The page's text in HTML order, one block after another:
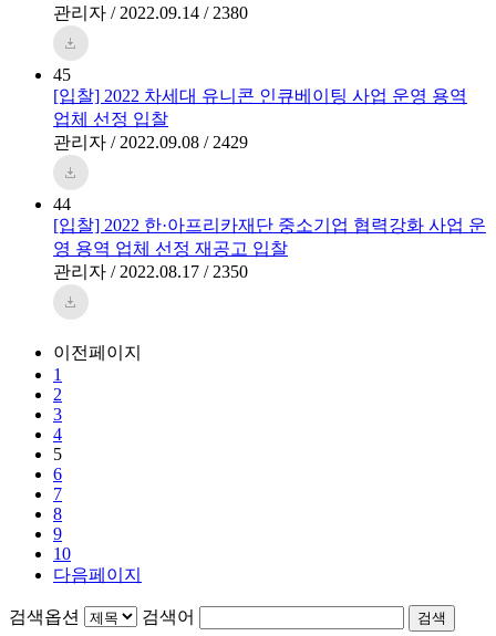
관리자 / 2022.09.14 / 2380
45
[입찰] 2022 차세대 유니콘 인큐베이팅 사업 운영 용역
업체 선정 입찰
관리자 / 2022.09.08 / 2429
44
[입찰] 2022 한·아프리카재단 중소기업 협력강화 사업 운
영 용역 업체 선정 재공고 입찰
관리자 / 2022.08.17 / 2350
이전페이지
1
2
3
4
5
6
7
8
9
10
다음페이지
검색옵션 검색어 검색